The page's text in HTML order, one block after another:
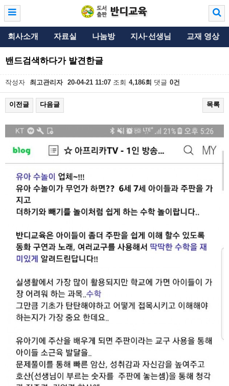
회사소개 자료실 나눔방 지사·선생님 교재 영상
밴드검색하다가 발견한글
작성자 최고관리자 20-04-21 11:07 조회 4,186회 댓글 0건
이전글 다음글 목록
본문